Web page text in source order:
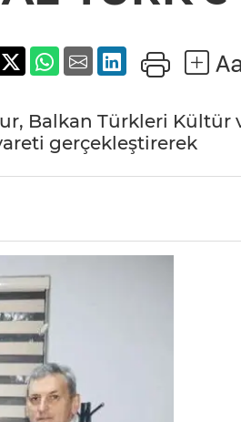
Balkan Türkleri Kültür
gerçekleştirerek